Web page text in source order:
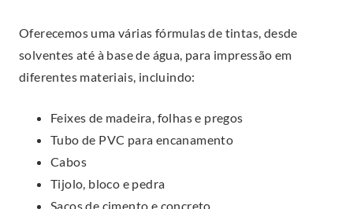
Oferecemos uma várias fórmulas de tintas, desde
solventes até à base de água, para impressão em
diferentes materiais, incluindo:
Feixes de madeira, folhas e pregos
Tubo de PVC para encanamento
Cabos
Tijolo, bloco e pedra
Sacos de cimento e concreto